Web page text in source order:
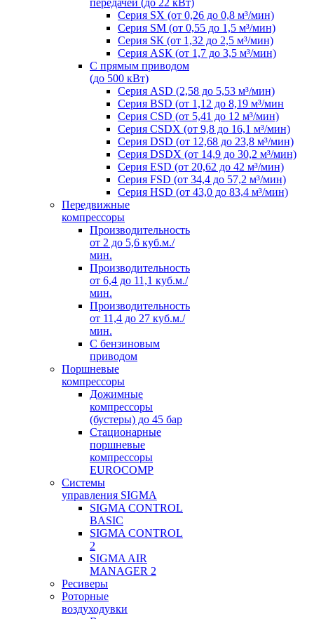
передачей (до 22 кВт)
Серия SX (от 0,26 до 0,8 м³/мин)
Серия SM (от 0,55 до 1,5 м³/мин)
Серия SК (от 1,32 до 2,5 м³/мин)
Серия АSК (от 1,7 до 3,5 м³/мин)
С прямым приводом
(до 500 кВт)
Серия ASD (2,58 до 5,53 м³/мин)
Серия BSD (от 1,12 до 8,19 м³/мин
Серия CSD (от 5,41 до 12 м³/мин)
Серия СSDХ (от 9,8 до 16,1 м³/мин)
Серия DSD (от 12,68 до 23,8 м³/мин)
Серия DSDХ (от 14,9 до 30,2 м³/мин)
Серия ESD (от 20,62 до 42 м³/мин)
Серия FSD (от 34,4 до 57,2 м³/мин)
Серия HSD (от 43,0 до 83,4 м³/мин)
Передвижные
компрессоры
Производительноcть
от 2 до 5,6 куб.м./
мин.
Производительноcть
от 6,4 до 11,1 куб.м./
мин.
Производительноcть
от 11,4 до 27 куб.м./
мин.
С бензиновым
приводом
Поршневые
компрессоры
Дожимные
компрессоры
(бустеры) до 45 бар
Стационарные
поршневые
компрессоры
EUROCOMP
Системы
управления SIGMA
SIGMA CONTROL
BASIC
SIGMA CONTROL
2
SIGMA AIR
MANAGER 2
Ресиверы
Роторные
воздуходувки